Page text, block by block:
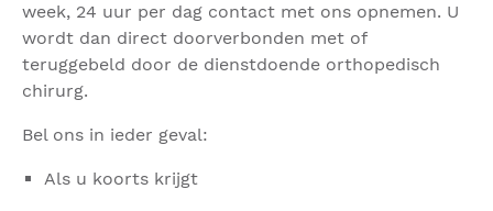
week, 24 uur per dag contact met ons opnemen. U
wordt dan direct doorverbonden met of
teruggebeld door de dienstdoende orthopedisch
chirurg.
Bel ons in ieder geval:
Als u koorts krijgt